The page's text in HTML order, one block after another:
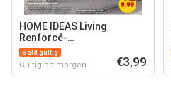
HOME IDEAS Living
Renforcé-
Wendebettwäsche-
Garnitur
Bald gültig
Gültig ab morgen €3,99